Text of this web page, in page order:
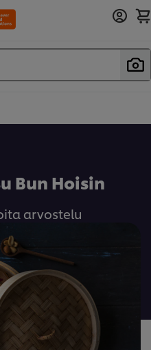
Bun Hoisin
arvostelu